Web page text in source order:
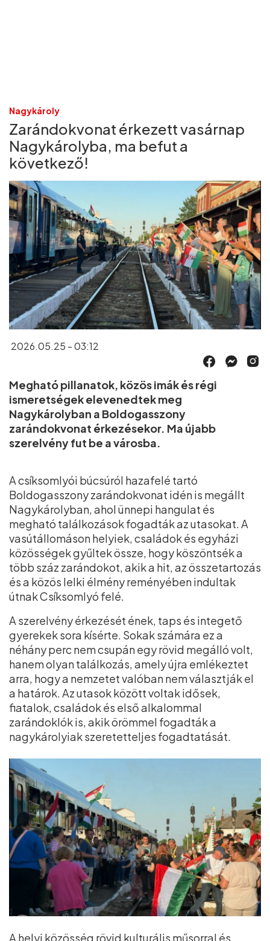
Nagykároly
Zarándokvonat érkezett vasárnap
Nagykárolyba, ma befut a
következő!
2026.05.25 - 03:12
Megható pillanatok, közös imák és régi
ismeretségek elevenedtek meg
Nagykárolyban a Boldogasszony
zarándokvonat érkezésekor. Ma újabb
szerelvény fut be a városba.
A csíksomlyói búcsúról hazafelé tartó
Boldogasszony zarándokvonat idén is megállt
Nagykárolyban, ahol ünnepi hangulat és
megható találkozások fogadták az utasokat. A
vasútállomáson helyiek, családok és egyházi
közösségek gyűltek össze, hogy köszöntsék a
több száz zarándokot, akik a hit, az összetartozás
és a közös lelki élmény reményében indultak
útnak Csíksomlyó felé.
A szerelvény érkezését ének, taps és integető
gyerekek sora kísérte. Sokak számára ez a
néhány perc nem csupán egy rövid megálló volt,
hanem olyan találkozás, amely újra emlékeztet
arra, hogy a nemzetet valóban nem választják el
a határok. Az utasok között voltak idősek,
fiatalok, családok és első alkalommal
zarándoklók is, akik örömmel fogadták a
nagykárolyiak szeretetteljes fogadtatását.
A helyi közösség rövid kulturális műsorral és